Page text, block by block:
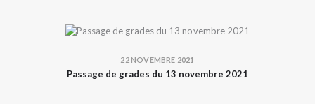
22 NOVEMBRE 2021
Passage de grades du 13 novembre 2021